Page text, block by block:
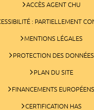
ACCÈS AGENT CHU
: PARTIELLEMENT
MENTIONS LÉGALES
PROTECTION DES DONNÉES
PLAN DU SITE
FINANCEMENTS EUROPÉENS
CERTIFICATION HAS